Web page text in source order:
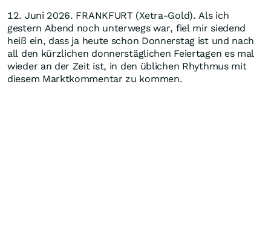
12. Juni 2026. FRANKFURT (Xetra-Gold). Als ich
gestern Abend noch unterwegs war, fiel mir siedend
heiß ein, dass ja heute schon Donnerstag ist und nach
all den kürzlichen donnerstäglichen Feiertagen es mal
wieder an der Zeit ist, in den üblichen Rhythmus mit
diesem Marktkommentar zu kommen.